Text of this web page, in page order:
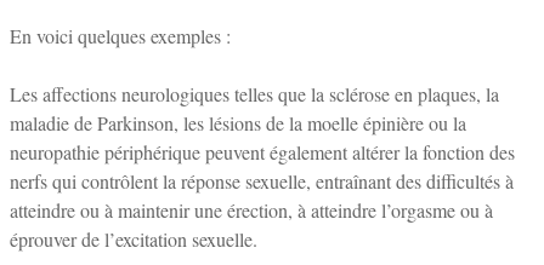
En voici quelques exemples :
Les affections neurologiques telles que la sclérose en plaques, la
maladie de Parkinson, les lésions de la moelle épinière ou la
neuropathie périphérique peuvent également altérer la fonction des
nerfs qui contrôlent la réponse sexuelle, entraînant des difficultés à
atteindre ou à maintenir une érection, à atteindre l’orgasme ou à
éprouver de l’excitation sexuelle.